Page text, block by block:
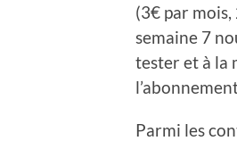
(3€ par
semaine 7
tester et à la
Parmi les